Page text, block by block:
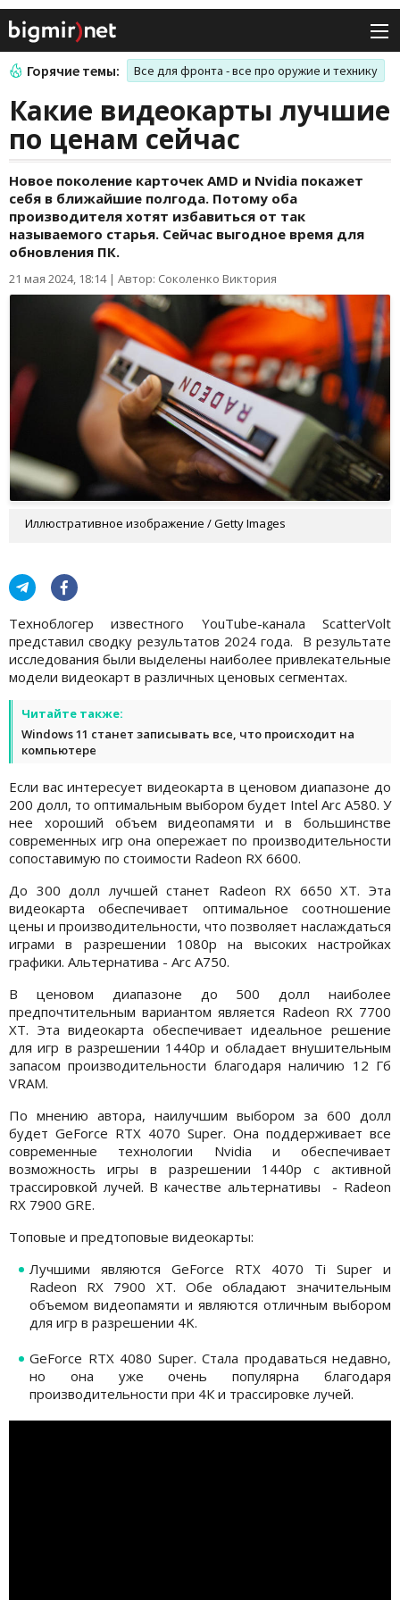
Горячие темы: Все для фронта - все про оружие и технику
Какие видеокарты лучшие
по ценам сейчас
Новое поколение карточек AMD и Nvidia покажет
себя в ближайшие полгода. Потому оба
производителя хотят избавиться от так
называемого старья. Сейчас выгодное время для
обновления ПК.
21 мая 2024, 18:14| Автор: Соколенко Виктория
Иллюстративное изображение / Getty Images
Техноблогер известного YouTube-канала ScatterVolt
представил сводку результатов 2024 года. В результате
исследования были выделены наиболее привлекательные
модели видеокарт в различных ценовых сегментах.
Читайте также:
Windows 11 станет записывать все, что происходит на
компьютере
Если вас интересует видеокарта в ценовом диапазоне до
200 долл, то оптимальным выбором будет Intel Arc A580. У
нее хороший объем видеопамяти и в большинстве
современных игр она опережает по производительности
сопоставимую по стоимости Radeon RX 6600.
До 300 долл лучшей станет Radeon RX 6650 XT. Эта
видеокарта обеспечивает оптимальное соотношение
цены и производительности, что позволяет наслаждаться
играми в разрешении 1080p на высоких настройках
графики. Альтернатива - Arc A750.
В ценовом диапазоне до 500 долл наиболее
предпочтительным вариантом является Radeon RX 7700
XT. Эта видеокарта обеспечивает идеальное решение
для игр в разрешении 1440p и обладает внушительным
запасом производительности благодаря наличию 12 Гб
VRAM.
По мнению автора, наилучшим выбором за 600 долл
будет GeForce RTX 4070 Super. Она поддерживает все
современные технологии Nvidia и обеспечивает
возможность игры в разрешении 1440p с активной
трассировкой лучей. В качестве альтернативы - Radeon
RX 7900 GRE.
Топовые и предтоповые видеокарты:
Лучшими являются GeForce RTX 4070 Ti Super и
Radeon RX 7900 XT. Обе обладают значительным
объемом видеопамяти и являются отличным выбором
для игр в разрешении 4K.
GeForce RTX 4080 Super. Стала продаваться недавно,
но она уже очень популярна благодаря
производительности при 4К и трассировке лучей.